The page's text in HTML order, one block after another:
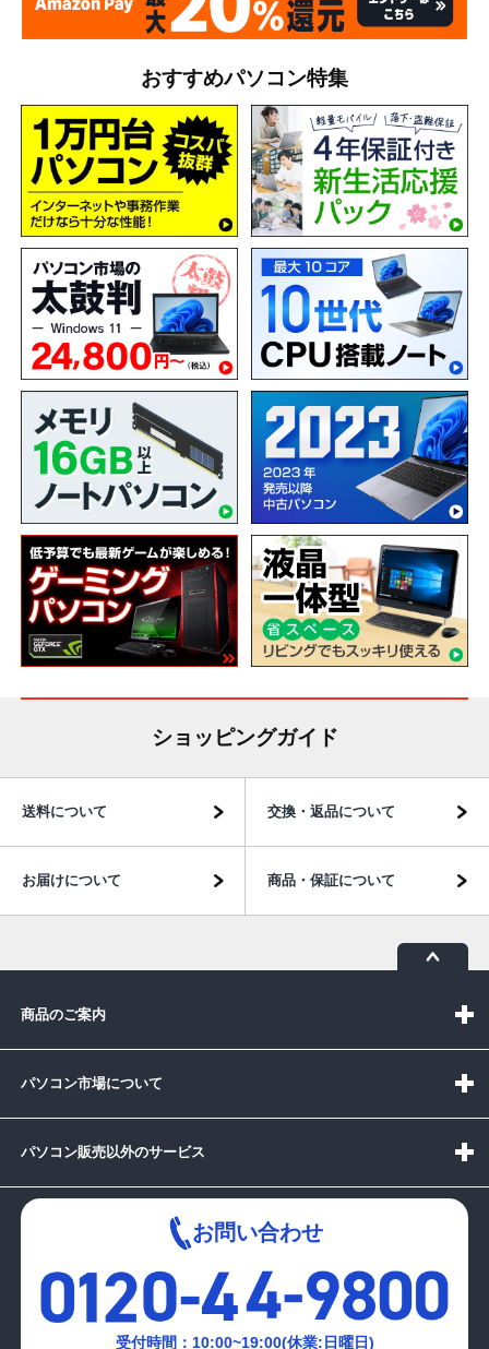
おすすめパソコン特集
ショッピングガイド
送料について 交換・返品について
お届けについて 商品・保証について
商品のご案内
パソコン市場について
パソコン販売以外のサービス
お問い合わせ
受付時間：10:00~19:00(休業:日曜日)